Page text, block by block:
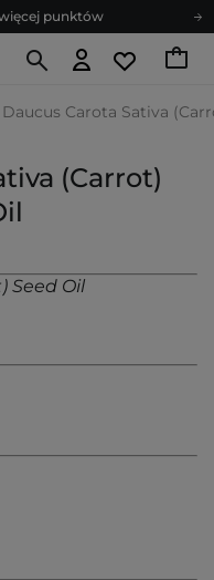
punktów
pełen porad
do 24h.
pełen porad
Daucus Carota Sativa
(Carrot)
Seed Oil